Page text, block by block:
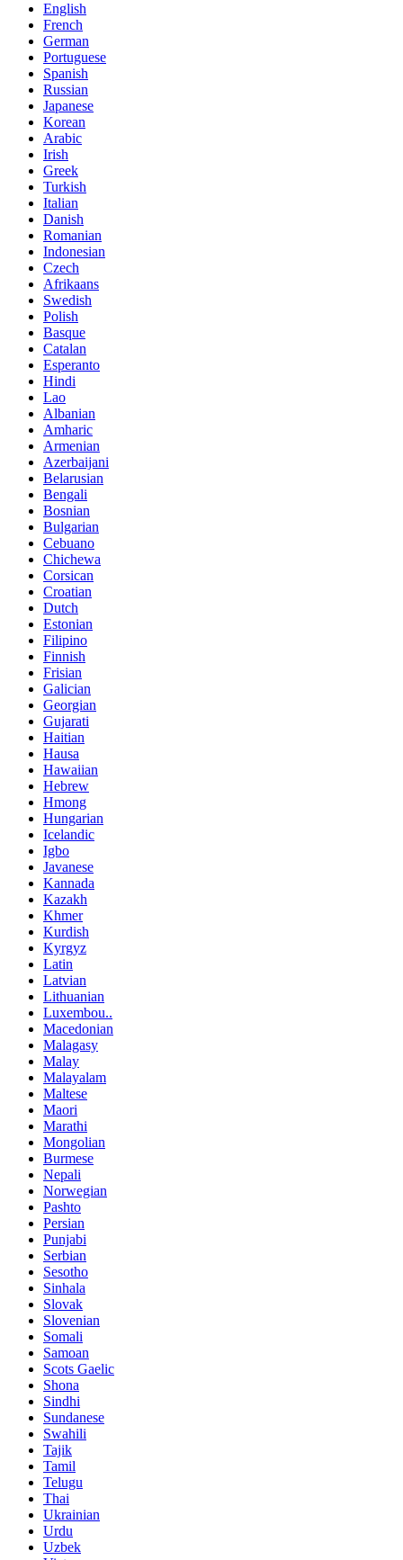
English
French
German
Portuguese
Spanish
Russian
Japanese
Korean
Arabic
Irish
Greek
Turkish
Italian
Danish
Romanian
Indonesian
Czech
Afrikaans
Swedish
Polish
Basque
Catalan
Esperanto
Hindi
Lao
Albanian
Amharic
Armenian
Azerbaijani
Belarusian
Bengali
Bosnian
Bulgarian
Cebuano
Chichewa
Corsican
Croatian
Dutch
Estonian
Filipino
Finnish
Frisian
Galician
Georgian
Gujarati
Haitian
Hausa
Hawaiian
Hebrew
Hmong
Hungarian
Icelandic
Igbo
Javanese
Kannada
Kazakh
Khmer
Kurdish
Kyrgyz
Latin
Latvian
Lithuanian
Luxembou..
Macedonian
Malagasy
Malay
Malayalam
Maltese
Maori
Marathi
Mongolian
Burmese
Nepali
Norwegian
Pashto
Persian
Punjabi
Serbian
Sesotho
Sinhala
Slovak
Slovenian
Somali
Samoan
Scots Gaelic
Shona
Sindhi
Sundanese
Swahili
Tajik
Tamil
Telugu
Thai
Ukrainian
Urdu
Uzbek